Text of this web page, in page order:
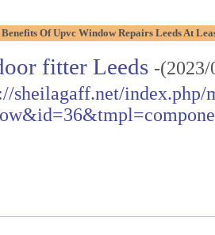
Of Upvc Window Repairs Leeds At
fitter Leeds -
sheilagaff.net/index.php/